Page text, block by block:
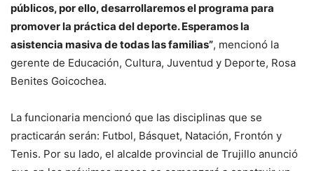
públicos, por ello, desarrollaremos el programa para
promover la práctica del deporte. Esperamos la
asistencia masiva de todas las familias”, mencionó la
gerente de Educación, Cultura, Juventud y Deporte, Rosa
Benites Goicochea.
La funcionaria mencionó que las disciplinas que se
practicarán serán: Futbol, Básquet, Natación, Frontón y
Tenis. Por su lado, el alcalde provincial de Trujillo anunció